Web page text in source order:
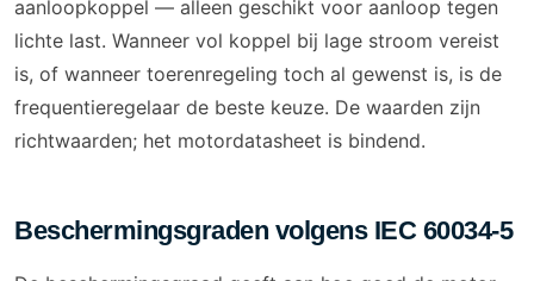
aanloopkoppel — alleen geschikt voor aanloop tegen
lichte last. Wanneer vol koppel bij lage stroom vereist
is, of wanneer toerenregeling toch al gewenst is, is de
frequentieregelaar de beste keuze. De waarden zijn
richtwaarden; het motordatasheet is bindend.
Beschermingsgraden volgens IEC 60034-5